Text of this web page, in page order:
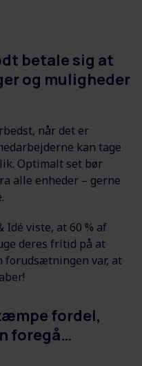
betale sig at
og muligheder
når det er
kan tage
Optimalt set bør
alle enheder – gerne
Idé viste, at 60 % af
deres fritid på at
forudsætningen var, at
fordel,
foregå…